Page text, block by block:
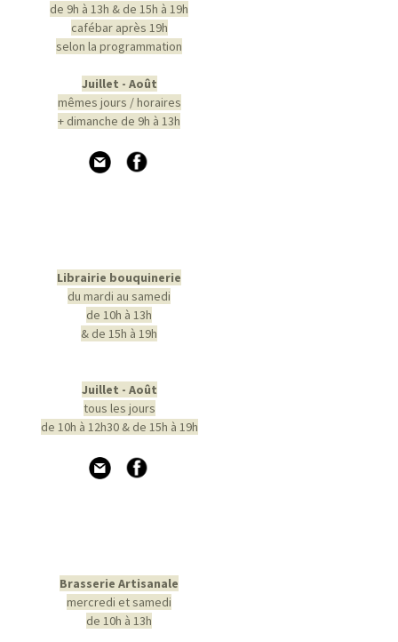
de 9h à 13h & de 15h à 19h
cafébar après 19h
selon la programmation
Juillet - Août
mêmes jours / horaires
+ dimanche de 9h à 13h
Librairie bouquinerie
du mardi au samedi
de 10h à 13h
& de 15h à 19h
Juillet - Août
tous les jours
de 10h à 12h30 & de 15h à 19h
Brasserie Artisanale
mercredi et samedi
de 10h à 13h